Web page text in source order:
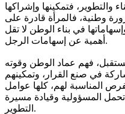
والتطوير، فتمكينها وإشراكها
وطنية، فالمرأة قادرة على
في بناء الوطن لا تقل
أهمية عن إسهامات الرجل.
فهم عماد الوطن وقوته
في صنع القرار، وتمكينهم
المناسبة لهم، كلها عوامل
المسؤولية وقيادة مسيرة
التطوير.